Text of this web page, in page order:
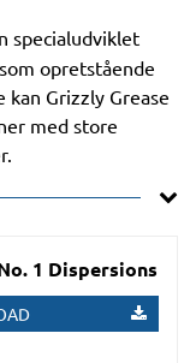
specialudviklet
opretstående
Grizzly Grease
med store
1 Dispersions